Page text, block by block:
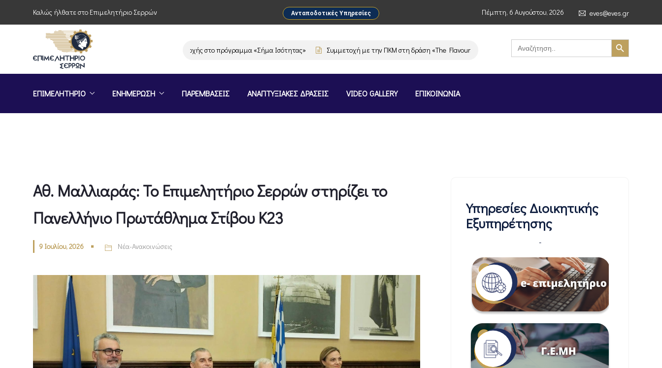
Καλώς ήλθατε στο Επιμελητήριο Σερρών Ανταποδοτικές Υπηρεσίες Πέμπτη, 6 Αυγούστου, 2026 eves@eves.gr
Πρόσκληση συμμετοχής στο πρόγραμμα «Σήμα Ισότητας» Συμμετοχή με την ΠΚΜ στη δράση «The Flavours of Greece Stockholm Greek Month» (4–7/11/2026, Στοκχόλμη)
Search
for:
Search Button
ΕΠΙΜΕΛΗΤΗΡΙΟ ΕΝΗΜΕΡΩΣΗ ΠΑΡΕΜΒΑΣΕΙΣ ΑΝΑΠΤΥΞΙΑΚΕΣ ΔΡΑΣΕΙΣ VIDEO GALLERY ΕΠΙΚΟΙΝΩΝΙΑ
Αθ. Μαλλιαράς: Το Επιμελητήριο Σερρών στηρίζει το
Πανελλήνιο Πρωτάθλημα Στίβου Κ23
9 Ιουλίου, 2026 Νέα-Ανακοινώσεις
Υπηρεσίες Διοικητικής
Εξυπηρέτησης
-